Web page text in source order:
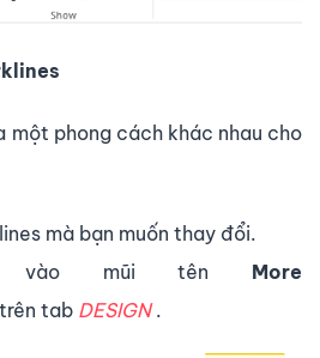
một phong cách khác nhau cho
mà bạn muốn thay đổi.
vào mũi tên More
trên tab DESIGN.